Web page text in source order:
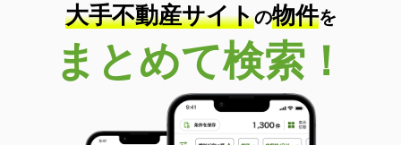
大手不動産サイトの物件を
まとめて検索！